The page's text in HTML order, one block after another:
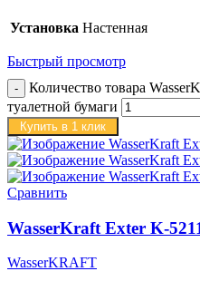
Установка Настенная
Быстрый просмотр
Количество товара
туалетной бумаги
Купить в 1 клик
Сравнить
WasserKraft Exter K-
WasserKRAFT